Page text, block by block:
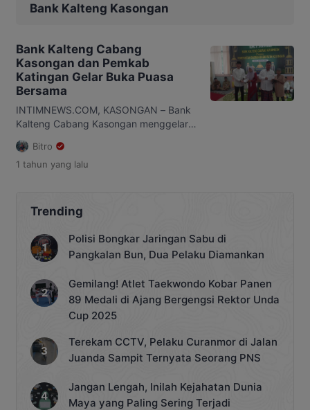
Bank Kalteng Kasongan
Bank Kalteng Cabang
Kasongan dan Pemkab
Katingan Gelar Buka Puasa
Bersama
INTIMNEWS.COM, KASONGAN – Bank
Kalteng Cabang Kasongan menggelar
Pemerintah Daerah Kabupaten
Katingan. Kegiatan ini dalam rangka
Rumah Jabatan Bupati Katingan, Senin
24 Maret 2025. Acara ini berlangsung
dengan penuh kehangatan, dihadiri
oleh Bupati Katingan, Saiful beserta
jajaran pemerintah daerah,
Bitro
1 tahun yang lalu
Trending
Polisi Bongkar Jaringan Sabu di
Pangkalan Bun, Dua Pelaku Diamankan
Gemilang! Atlet Taekwondo Kobar Panen
89 Medali di Ajang Bergengsi Rektor Unda
Cup 2025
Terekam CCTV, Pelaku Curanmor di Jalan
Juanda Sampit Ternyata Seorang PNS
Jangan Lengah, Inilah Kejahatan Dunia
Maya yang Paling Sering Terjadi